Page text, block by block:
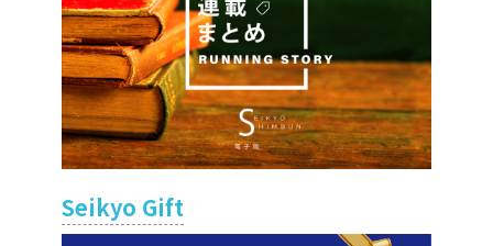
Seikyo Gift